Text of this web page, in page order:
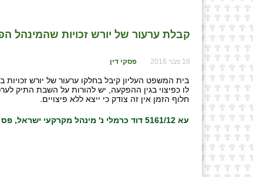
קבלת ערעור של יורש זכויות שהמינהל
16 פבר 2016 פסקי דין
לו כפיצוי בגין ההפקעה, יש להורות על השבת התיק
חלוף הזמן אין זה צודק כי ייצא ללא פיצויים.
עא 5161/12 דוד כרמלי נ' מינהל מקרקעי ישראל, פס״ד מיום 08/02/2016